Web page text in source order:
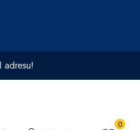
adresu!
0